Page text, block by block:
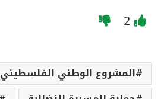
2
المشروع الوطني الفلسطيني